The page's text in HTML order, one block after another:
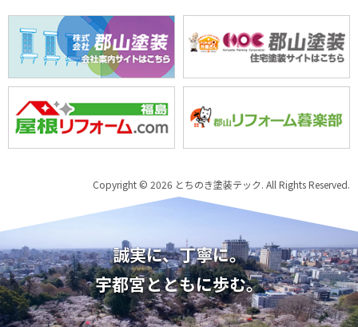
Copyright © 2026 とちのき塗装テック. All Rights Reserved.
誠実に、丁寧に。
宇都宮とともに歩む。